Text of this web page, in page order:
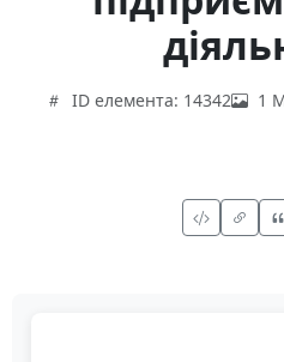
ID елемента: 14342 1